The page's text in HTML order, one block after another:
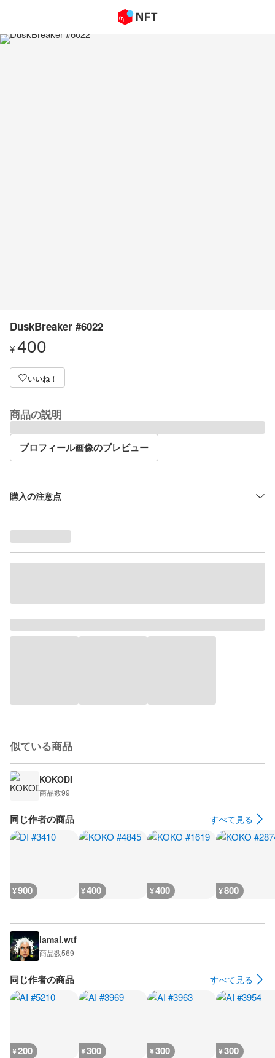
DuskBreaker #6022
¥400
いいね！
商品の説明
プロフィール画像のプレビュー
購入の注意点
似ている商品
KOKODI
商品数99
同じ作者の商品 すべて見る
¥900 ¥400 ¥400 ¥800
iamai.wtf
商品数569
同じ作者の商品 すべて見る
¥200 ¥300 ¥300 ¥300